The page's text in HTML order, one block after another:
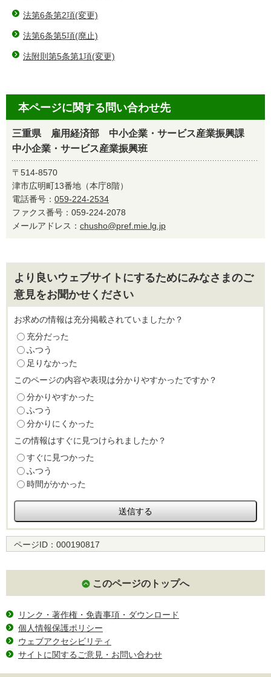
法第6条第2項(変更)
法第6条第5項(廃止)
法附則第5条第1項(変更)
本ページに関する問い合わせ先
三重県 雇用経済部 中小企業・サービス産業振興課
中小企業・サービス産業振興班
〒514-8570
津市広明町13番地（本庁8階）
電話番号： 059-224-2534
ファクス番号：059-224-2078
メールアドレス： chusho@pref.mie.lg.jp
より良いウェブサイトにするためにみなさまのご
意見をお聞かせください
お求めの情報は充分掲載されていましたか？
充分だった
ふつう
足りなかった
このページの内容や表現は分かりやすかったですか？
分かりやすかった
ふつう
分かりにくかった
この情報はすぐに見つけられましたか？
すぐに見つかった
ふつう
時間がかかった
ページID： 000190817
このページのトップへ
リンク・著作権・免責事項・ダウンロード
個人情報保護ポリシー
ウェブアクセシビリティ
サイトに関するご意見・お問い合わせ